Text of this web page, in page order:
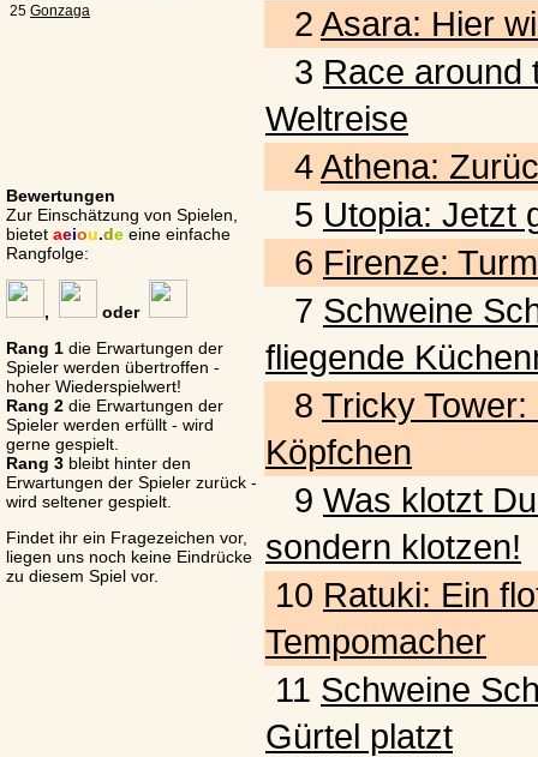
25 Gonzaga
Bewertungen
Zur Einschätzung von Spielen,
bietet aeiou.de eine einfache
Rangfolge:
,
oder
Rang 1 die Erwartungen der
Spieler werden übertroffen -
hoher Wiederspielwert!
Rang 2 die Erwartungen der
Spieler werden erfüllt - wird
gerne gespielt.
Rang 3 bleibt hinter den
Erwartungen der Spieler zurück -
wird seltener gespielt.
Findet ihr ein Fragezeichen vor,
liegen uns noch keine Eindrücke
zu diesem Spiel vor.
2 Asara: Hier
3 Race around
Weltreise
4Athena:
5 Utopia: Jetzt
6 Firenze:
7 Schweine
fliegende
8 Tricky
Köpfchen
9 Was klotzt
sondern klotzen!
10 Ratuki: Ein
Tempomacher
11 Schweine
Gürtel platzt